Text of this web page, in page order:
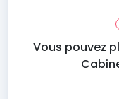
Vous pouvez